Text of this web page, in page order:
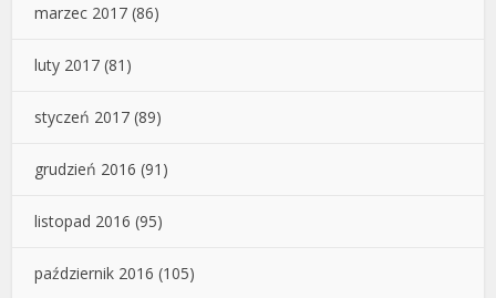
marzec 2017 (86)
luty 2017 (81)
styczeń 2017 (89)
grudzień 2016 (91)
listopad 2016 (95)
październik 2016 (105)